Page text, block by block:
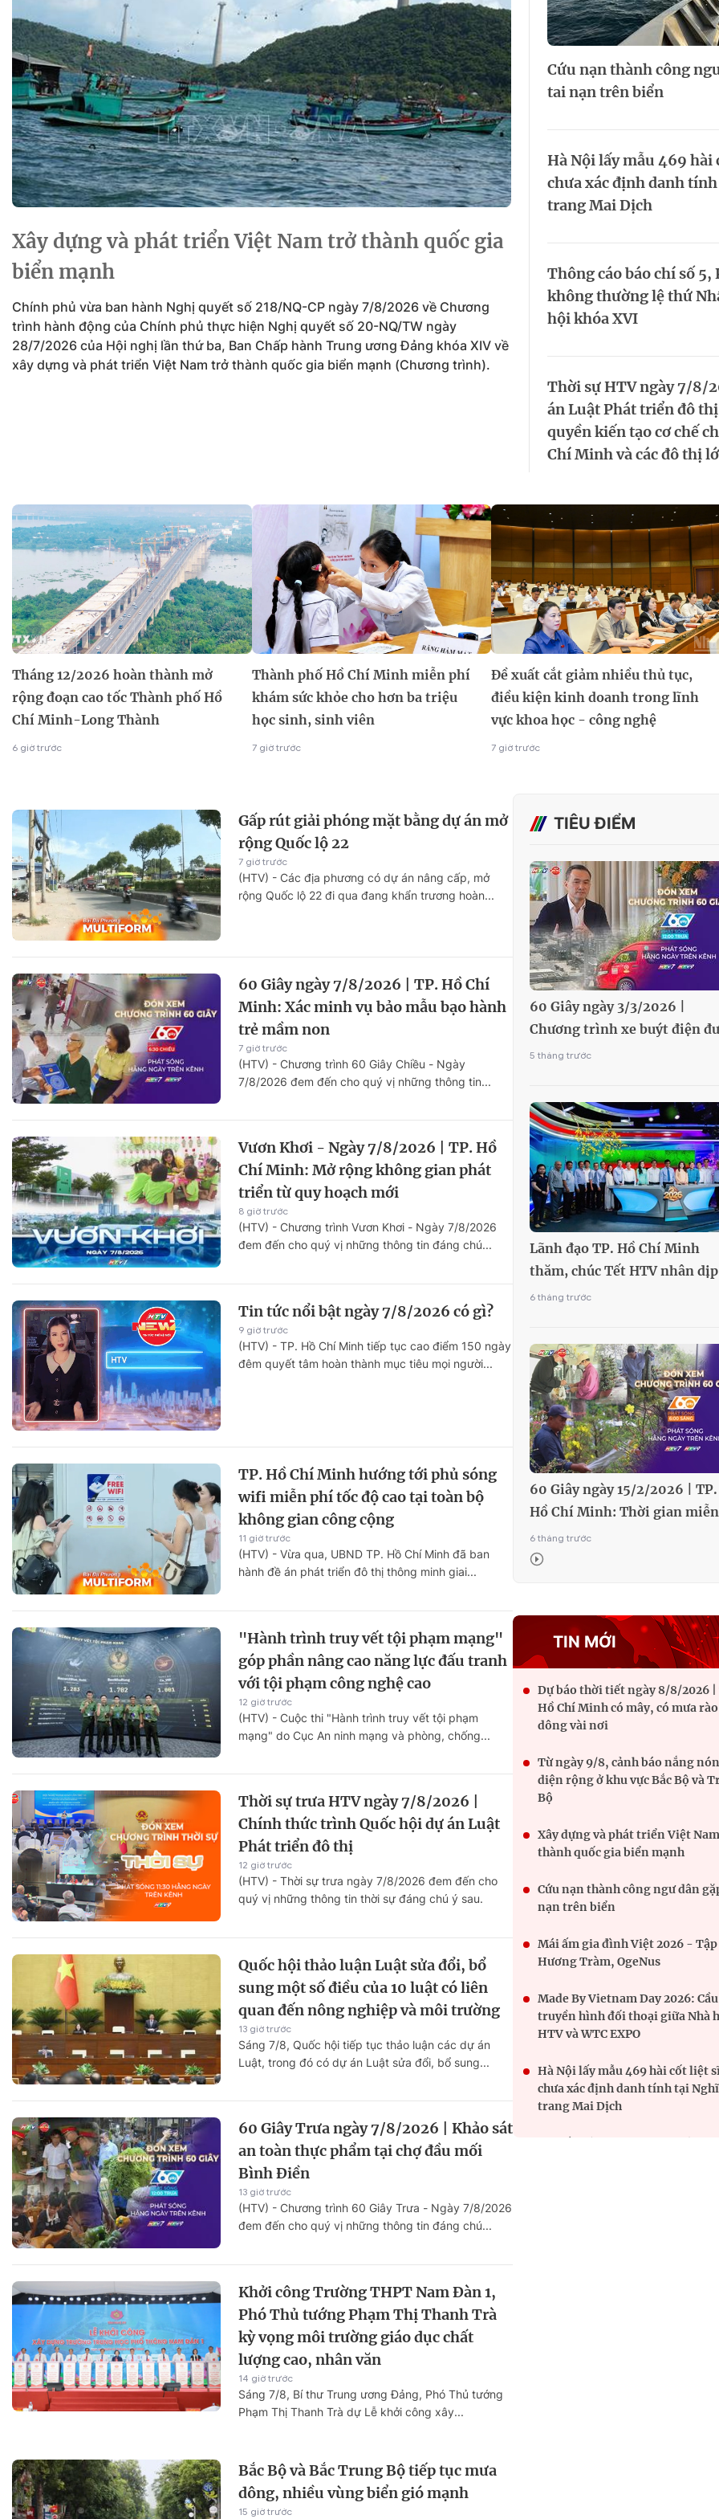
Sự kiện quan tâm
Chuyên đề
Không gian văn hóa
Hồ Chí Minh
Chuyển đổi số
HTV Show
Thành phố không
ngủ
Chậm
Bé xem gì
Mái ấm gia đình
Việt
Các show khác
Các chương trình
khác
HTV Phim
Phim truyền hình
Phim tài liệu
HTV Sự kiện
Made By Vietnam
Ngày hội HTV
Innovation Fest
lòng
Xây dựng và phát triển Việt Nam trở thành quốc gia
biển mạnh
Chính phủ vừa ban hành Nghị quyết số 218/NQ-CP ngày 7/8/2026 về Chương
trình hành động của Chính phủ thực hiện Nghị quyết số 20-NQ/TW ngày
28/7/2026 của Hội nghị lần thứ ba, Ban Chấp hành Trung ương Đảng khóa XIV về
xây dựng và phát triển Việt Nam trở thành quốc gia biển mạnh (Chương trình).
Cứu nạn thành công
tai nạn trên biển
Hà Nội lấy mẫu 469 hài
chưa xác định danh
trang Mai Dịch
Thông cáo báo chí số 5,
không thường lệ thứ
hội khóa XVI
Thời sự HTV ngày 7/8/
án Luật Phát triển đô
quyền kiến tạo cơ chế
Chí Minh và các đô thị
Tháng 12/2026 hoàn thành mở
rộng đoạn cao tốc Thành phố Hồ
Chí Minh-Long Thành
6 giờ trước
Thành phố Hồ Chí Minh miễn phí
khám sức khỏe cho hơn ba triệu
học sinh, sinh viên
7 giờ trước
Đề xuất cắt giảm nhiều thủ tục,
điều kiện kinh doanh trong lĩnh
vực khoa học - công nghệ
7 giờ trước
Gấp rút giải phóng mặt bằng dự án mở
rộng Quốc lộ 22
7 giờ trước
(HTV) - Các địa phương có dự án nâng cấp, mở
rộng Quốc lộ 22 đi qua đang khẩn trương hoàn...
60 Giây ngày 7/8/2026 | TP. Hồ Chí
Minh: Xác minh vụ bảo mẫu bạo hành
trẻ mầm non
7 giờ trước
(HTV) - Chương trình 60 Giây Chiều - Ngày
7/8/2026 đem đến cho quý vị những thông tin...
Vươn Khơi - Ngày 7/8/2026 | TP. Hồ
Chí Minh: Mở rộng không gian phát
triển từ quy hoạch mới
8 giờ trước
(HTV) - Chương trình Vươn Khơi - Ngày 7/8/2026
đem đến cho quý vị những thông tin đáng chú...
Tin tức nổi bật ngày 7/8/2026 có gì?
9 giờ trước
(HTV) - TP. Hồ Chí Minh tiếp tục cao điểm 150 ngày
đêm quyết tâm hoàn thành mục tiêu mọi người...
TP. Hồ Chí Minh hướng tới phủ sóng
wifi miễn phí tốc độ cao tại toàn bộ
không gian công cộng
11 giờ trước
(HTV) - Vừa qua, UBND TP. Hồ Chí Minh đã ban
hành đề án phát triển đô thị thông minh giai...
"Hành trình truy vết tội phạm mạng"
góp phần nâng cao năng lực đấu tranh
với tội phạm công nghệ cao
12 giờ trước
(HTV) - Cuộc thi "Hành trình truy vết tội phạm
mạng" do Cục An ninh mạng và phòng, chống...
Thời sự trưa HTV ngày 7/8/2026 |
Chính thức trình Quốc hội dự án Luật
Phát triển đô thị
12 giờ trước
(HTV) - Thời sự trưa ngày 7/8/2026 đem đến cho
quý vị những thông tin thời sự đáng chú ý sau.
Quốc hội thảo luận Luật sửa đổi, bổ
sung một số điều của 10 luật có liên
quan đến nông nghiệp và môi trường
13 giờ trước
Sáng 7/8, Quốc hội tiếp tục thảo luận các dự án
Luật, trong đó có dự án Luật sửa đổi, bổ sung...
60 Giây Trưa ngày 7/8/2026 | Khảo sát
an toàn thực phẩm tại chợ đầu mối
Bình Điền
13 giờ trước
(HTV) - Chương trình 60 Giây Trưa - Ngày 7/8/2026
đem đến cho quý vị những thông tin đáng chú...
Khởi công Trường THPT Nam Đàn 1,
Phó Thủ tướng Phạm Thị Thanh Trà
kỳ vọng môi trường giáo dục chất
lượng cao, nhân văn
14 giờ trước
Sáng 7/8, Bí thư Trung ương Đảng, Phó Thủ tướng
Phạm Thị Thanh Trà dự Lễ khởi công xây...
Bắc Bộ và Bắc Trung Bộ tiếp tục mưa
dông, nhiều vùng biển gió mạnh
15 giờ trước
TIÊU ĐIỂM
60 Giây ngày 3/3/2026 |
Chương trình xe buýt điện
đón học sinh đến trường miễn
5 tháng trước
Lãnh đạo TP. Hồ Chí Minh
thăm, chúc Tết HTV nhân dịp
Xuân Bính Ngọ 2026
6 tháng trước
60 Giây ngày 15/2/2026 | TP.
Hồ Chí Minh: Thời gian miễn
phí vé xe buýt dịp Tết
6 tháng trước
TIN MỚI
Dự báo thời tiết ngày 8/8/2026 |
Hồ Chí Minh có mây, có mưa
dông vài nơi
Từ ngày 9/8, cảnh báo nắng
diện rộng ở khu vực Bắc Bộ và
Bộ
Xây dựng và phát triển Việt
thành quốc gia biển mạnh
Cứu nạn thành công ngư dân
nạn trên biển
Mái ấm gia đình Việt 2026 - Tập
Hương Tràm, OgeNus
Made By Vietnam Day 2026: Cầu
truyền hình đối thoại giữa Nhà
HTV và WTC EXPO
Hà Nội lấy mẫu 469 hài cốt liệt
chưa xác định danh tính tại
trang Mai Dịch